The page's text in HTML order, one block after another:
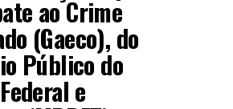
ao Crime
(Gaeco), do
Público do
e